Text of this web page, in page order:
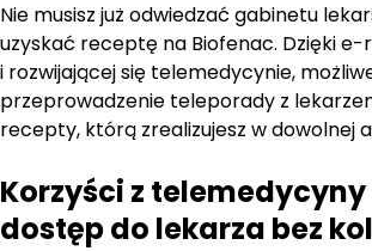
Nie musisz już odwiedzać gabinetu
uzyskać receptę na Biofenac. Dzięki
i rozwijającej się telemedycynie,
przeprowadzenie teleporady z
recepty, którą zrealizujesz w dowolnej
Korzyści z telemedycyny
dostęp do lekarza bez